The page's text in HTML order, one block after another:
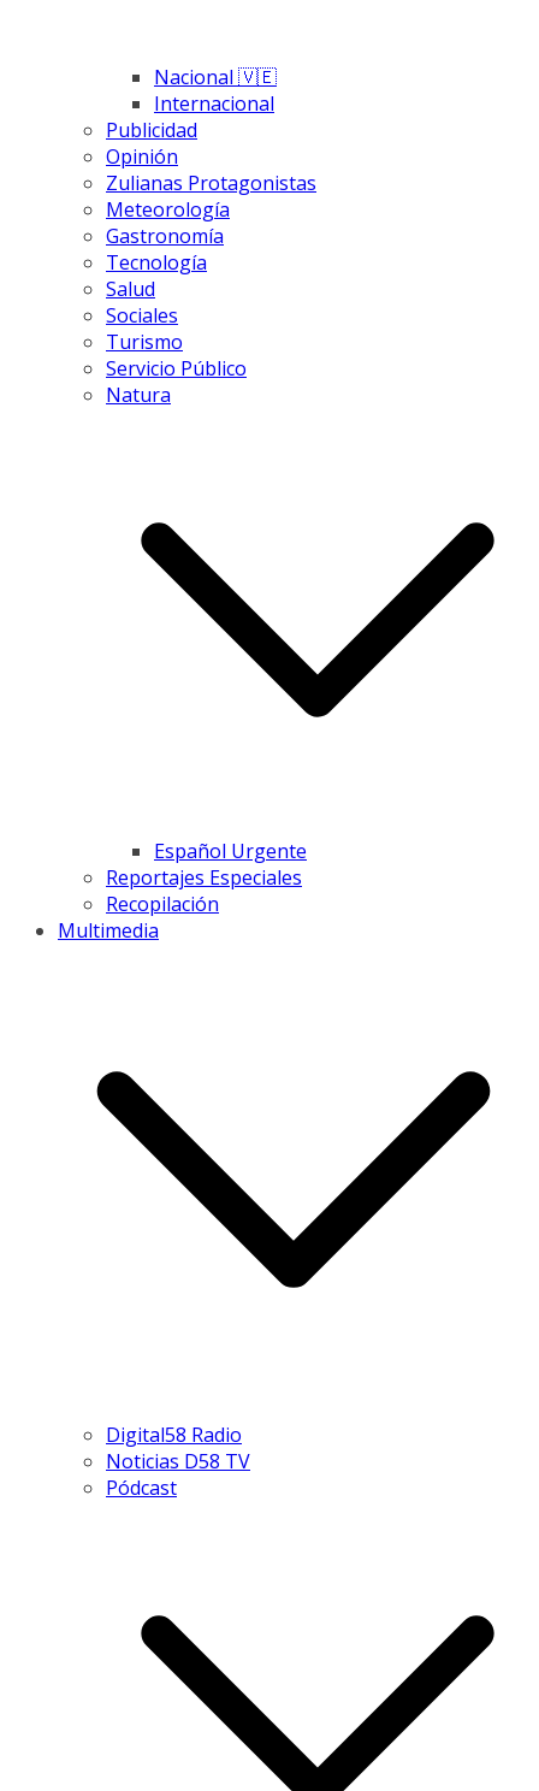
Nacional 🇻🇪
Internacional
Publicidad
Opinión
Zulianas Protagonistas
Meteorología
Gastronomía
Tecnología
Salud
Sociales
Turismo
Servicio Público
Natura
Español Urgente
Reportajes Especiales
Recopilación
Multimedia
Digital58 Radio
Noticias D58 TV
Pódcast